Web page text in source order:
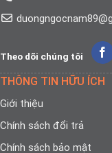
Theo dõi chúng tôi
THÔNG TIN HỮU ÍCH
Giới thiệu
Chính sách đổi trả
Chính sách bảo mật